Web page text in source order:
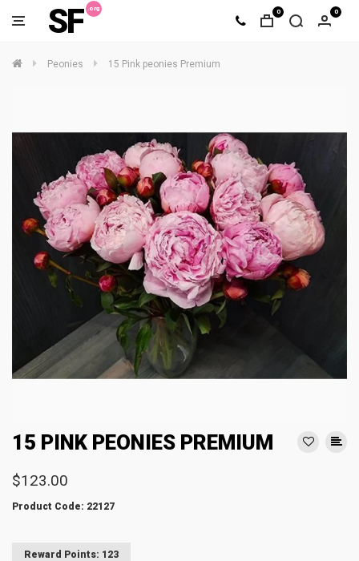
SF 0 0
Peonies 15 Pink peonies Premium
15 PINK PEONIES PREMIUM
$123.00
Product Code: 22127
Reward Points: 123